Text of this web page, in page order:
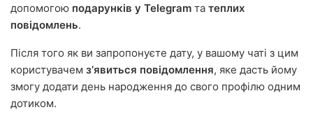
допомогою подарунків у Telegram та теплих
повідомлень.
Після того як ви запропонуєте дату, у вашому чаті з цим
користувачем зʼявиться повідомлення, яке дасть йому
змогу додати день народження до свого профілю одним
дотиком.